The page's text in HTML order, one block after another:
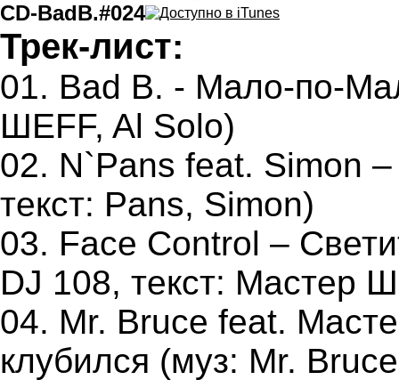
CD-BadB.#024
Трек-лист:
01. Bad B. - Мало-по-
ШЕFF, Al Solo)
02. N`Pans feat. Simon
текст: Pans, Simon)
03. Face Control –
DJ 108, текст: Мастер
04. Mr. Bruce feat.
клубился (муз: Mr.